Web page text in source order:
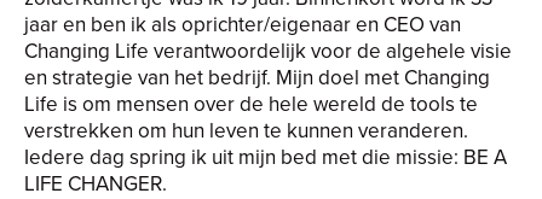
jaar en ben ik als oprichter/eigenaar en CEO van
Changing Life verantwoordelijk voor de algehele visie
en strategie van het bedrijf. Mijn doel met Changing
Life is om mensen over de hele wereld de tools te
verstrekken om hun leven te kunnen veranderen.
Iedere dag spring ik uit mijn bed met die missie: BE A
LIFE CHANGER.